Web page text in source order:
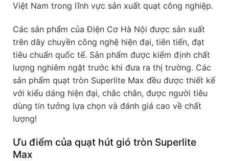
Việt Nam trong lĩnh vực sản xuất quạt công nghiệp.
Các sản phẩm của Điện Cơ Hà Nội được sản xuất
trên dây chuyền công nghệ hiện đại, tiên tiến, đạt
tiêu chuẩn quốc tế. Sản phẩm được kiểm định chất
lượng nghiêm ngặt trước khi đưa ra thị trường. Các
sản phẩm quạt tròn Superlite Max đều được thiết kế
với kiểu dáng hiện đại, chắc chắn, được người tiêu
dùng tin tưởng lựa chọn và đánh giá cao về chất
lượng!
Ưu điểm của quạt hút gió tròn Superlite
Max